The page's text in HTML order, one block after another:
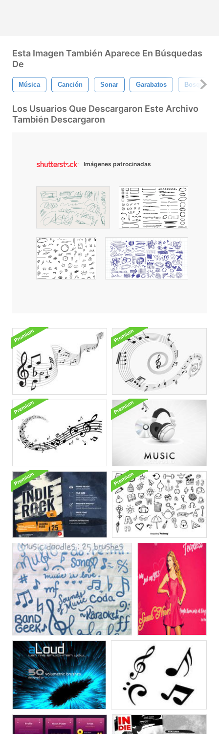
Esta Imagen También Aparece En Búsquedas
De
Música Canción Sonar Garabatos Bosquejo
Los Usuarios Que Descargaron Este Archivo
También Descargaron
Imágenes patrocinadas